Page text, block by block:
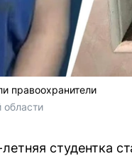
правоохранители
студентка